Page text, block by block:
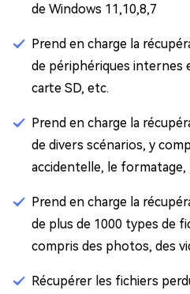
de Windows 11,10,8,7
Prend en charge la
de périphériques internes
carte SD, etc.
Prend en charge la
de divers scénarios, y
accidentelle, le formatage,
Prend en charge la
de plus de 1000 types de
compris des photos, des
Récupérer les fichiers